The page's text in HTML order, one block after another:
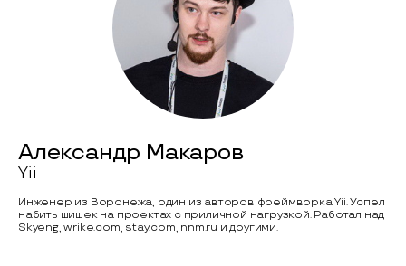
Александр Макаров
Yii
Инженер из Воронежа, один из авторов фреймворка Yii. Успел
набить шишек на проектах с приличной нагрузкой. Работал над
Skyeng, wrike.com, stay.com, nnm.ru и другими.